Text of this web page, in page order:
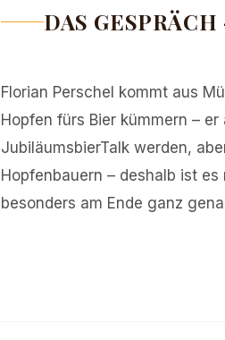
DAS
Florian Perschel kommt aus
Hopfen fürs Bier kümmern –
JubiläumsbierTalk werden,
Hopfenbauern – deshalb ist
besonders am Ende ganz